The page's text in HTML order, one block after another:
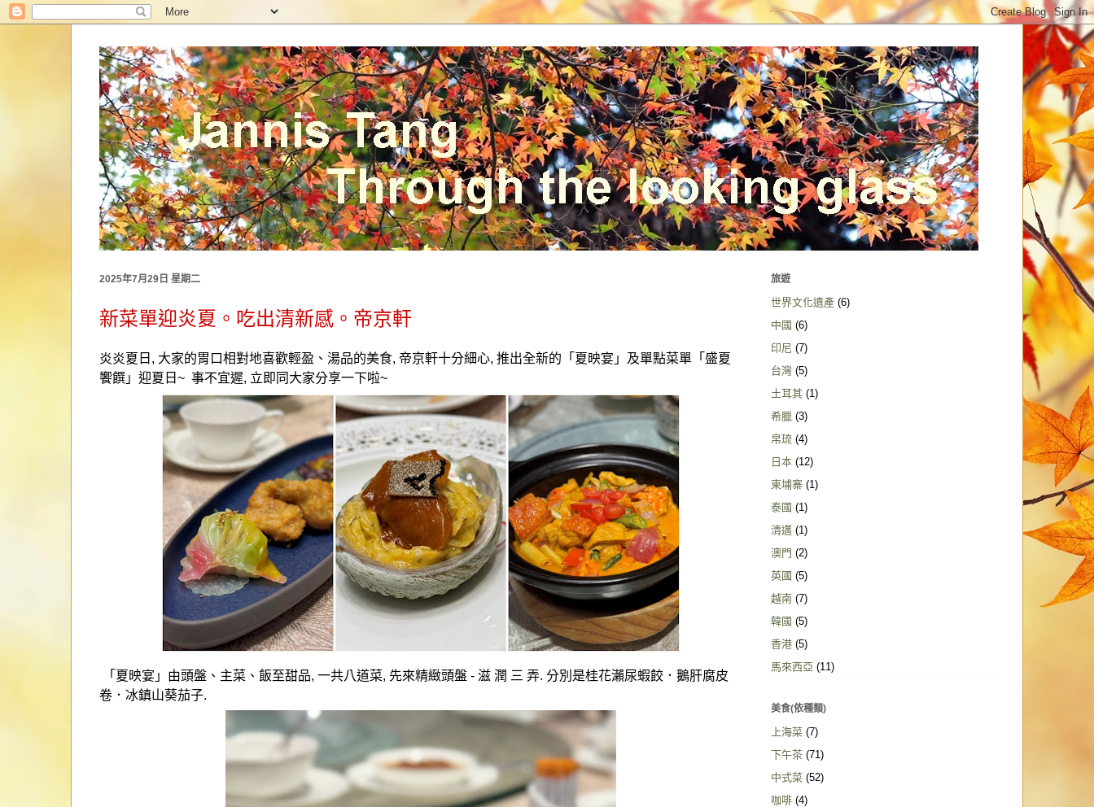
2025年7月29日 星期二
新菜單迎炎夏。吃出清新感。帝京軒
炎炎夏日 , 大家的胃口相對地喜歡輕盈、湯品的美食, 帝京軒十分細心, 推出全新的「夏映宴」及單點菜單「盛夏
饗饌」迎夏日 ~ 事不宜遲, 立即同大家分享一下啦~
「夏映宴」由頭盤、主菜、飯至甜品, 一共八道菜, 先來精緻頭盤 - 滋 潤 三 弄. 分別是桂花瀨尿蝦餃．鵝肝腐皮
卷．冰鎮山葵茄子.
旅遊
世界文化遺產 (6)
中國 (6)
印尼 (7)
台灣 (5)
土耳其 (1)
希臘 (3)
帛琉 (4)
日本 (12)
柬埔寨 (1)
泰國 (1)
清邁 (1)
澳門 (2)
英國 (5)
越南 (7)
韓國 (5)
香港 (5)
馬來西亞 (11)
美食(依種類)
上海菜 (7)
下午茶 (71)
中式菜 (52)
咖啡 (4)